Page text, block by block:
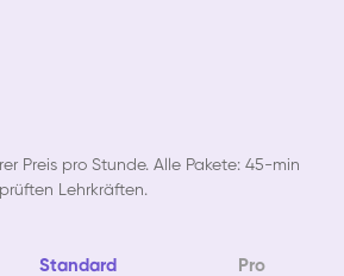
Preis pro Stunde. Alle Pakete: 45-min
Lehrkräften.
Standard Pro